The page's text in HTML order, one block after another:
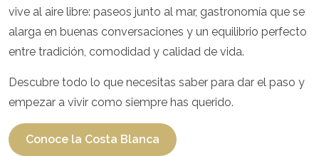
vive al aire libre: paseos junto al mar, gastronomía que se
alarga en buenas conversaciones y un equilibrio perfecto
entre tradición, comodidad y calidad de vida.
Descubre todo lo que necesitas saber para dar el paso y
empezar a vivir como siempre has querido.
Conoce la Costa Blanca